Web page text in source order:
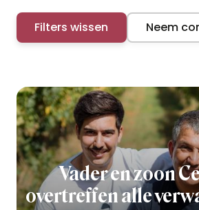
Filters wissen Neem
Vader en zoon
overtreffen alle